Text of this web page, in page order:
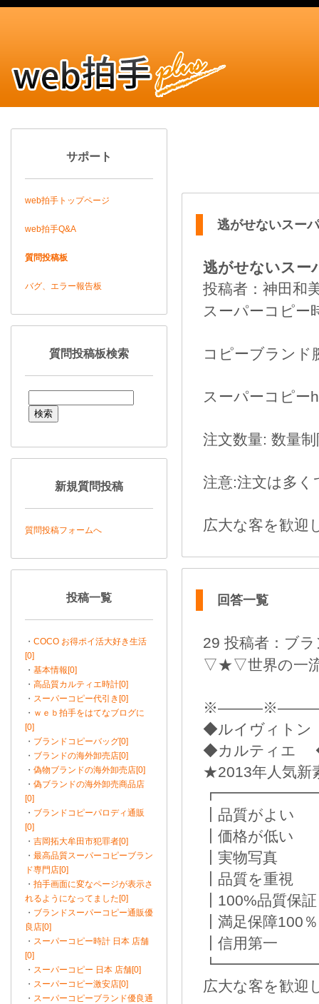
サポート
web拍手トップページ
web拍手Q&A
質問投稿板
バグ、エラー報告板
質問投稿板検索
新規質問投稿
質問投稿フォームへ
投稿一覧
・ COCO お得ポイ活大好き生活
[0]
・ 基本情報[0]
・ 高品質カルティエ時計[0]
・ スーパーコピー代引き[0]
・ ｗｅｂ拍手をはてなブログに
[0]
・ ブランドコピーバッグ[0]
・ ブランドの海外卸売店[0]
・ 偽物ブランドの海外卸売店[0]
・ 偽ブランドの海外卸売商品店
[0]
・ ブランドコピーパロディ通販
[0]
・ 吉岡拓大牟田市犯罪者[0]
・ 最高品質スーパーコピーブラン
ド専門店[0]
・ 拍手画面に変なページが表示さ
れるようになってました[0]
・ ブランドスーパーコピー通販優
良店[0]
・ スーパーコピー時計 日本 店舗
[0]
・ スーパーコピー 日本 店舗[0]
・ スーパーコピー激安店[0]
・ スーパーコピーブランド優良通
逃がせないスー
逃がせないスー
投稿者：神田
スーパーコピー
コピーブランド
スーパーコピー
注文数量: 数量
注意:注文は多
広大な客を歓迎
回答一覧
29 投稿者：ブ
▽★▽世界の一流
◆ルイヴィト
◆カルティエ
★2013年人気新
┃品質がよい
┃価格が低い
┃実物写真
┃品質を重視
┃100%品質保証
┃満足保障100％
┃信用第一
広大な客を歓迎